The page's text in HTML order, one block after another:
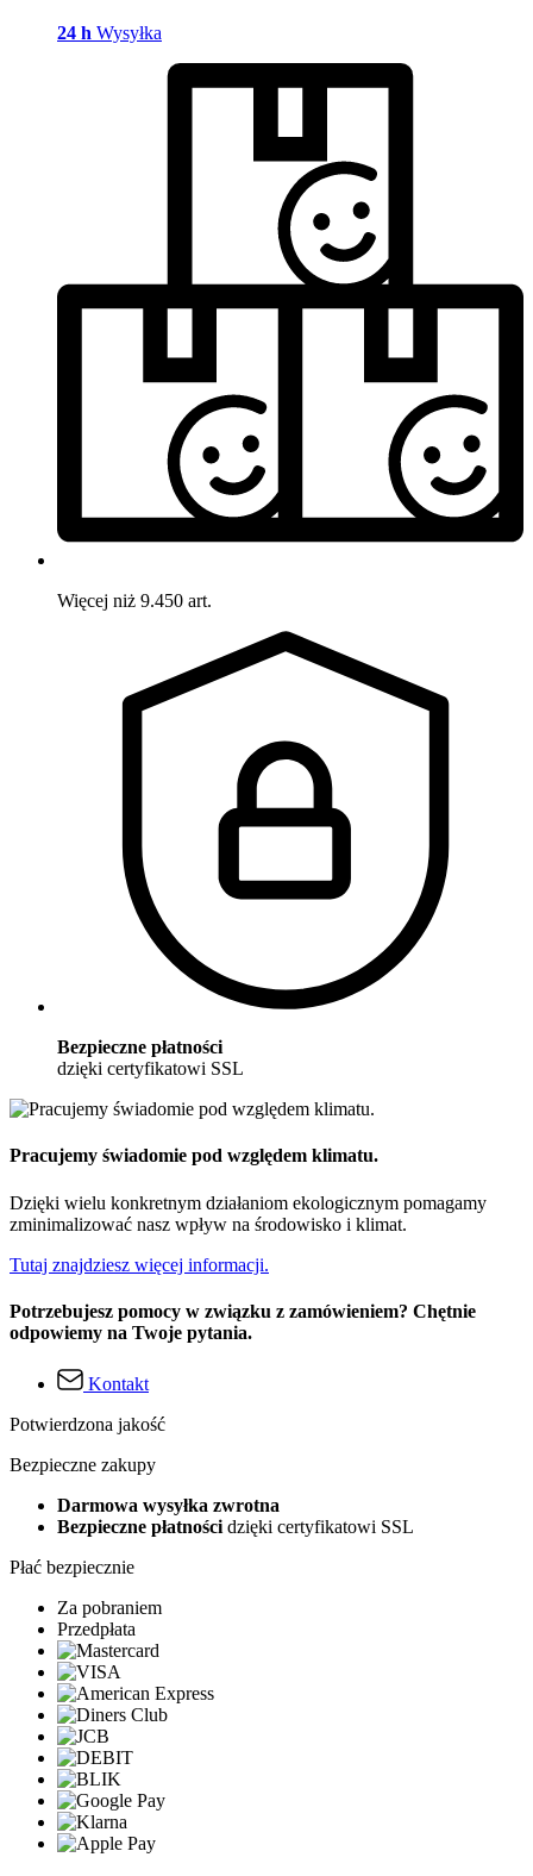
24 h Wysyłka
Więcej niż 9.450 art.
Bezpieczne płatności
dzięki certyfikatowi SSL
Pracujemy świadomie pod względem klimatu.
Dzięki wielu konkretnym działaniom ekologicznym pomagamy
zminimalizować nasz wpływ na środowisko i klimat.
Tutaj znajdziesz więcej informacji.
Potrzebujesz pomocy w związku z zamówieniem? Chętnie
odpowiemy na Twoje pytania.
Kontakt
Potwierdzona jakość
Bezpieczne zakupy
Darmowa wysyłka zwrotna
Bezpieczne płatności dzięki certyfikatowi SSL
Płać bezpiecznie
Za pobraniem
Przedpłata